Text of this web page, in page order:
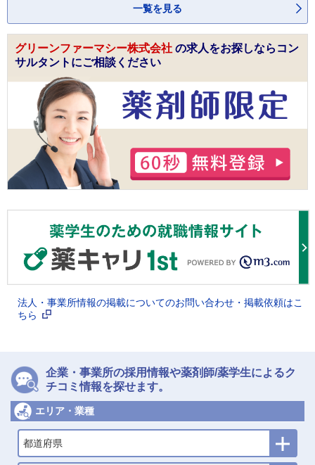
一覧を見る
グリーンファーマシー株式会社 の求人をお探しならコン
サルタントにご相談ください
法人・事業所情報の掲載についてのお問い合わせ・掲載依頼はこ
ちら
企業・事業所の採用情報や薬剤師/薬学生によるク
チコミ情報を探せます。
エリア・業種
都道府県